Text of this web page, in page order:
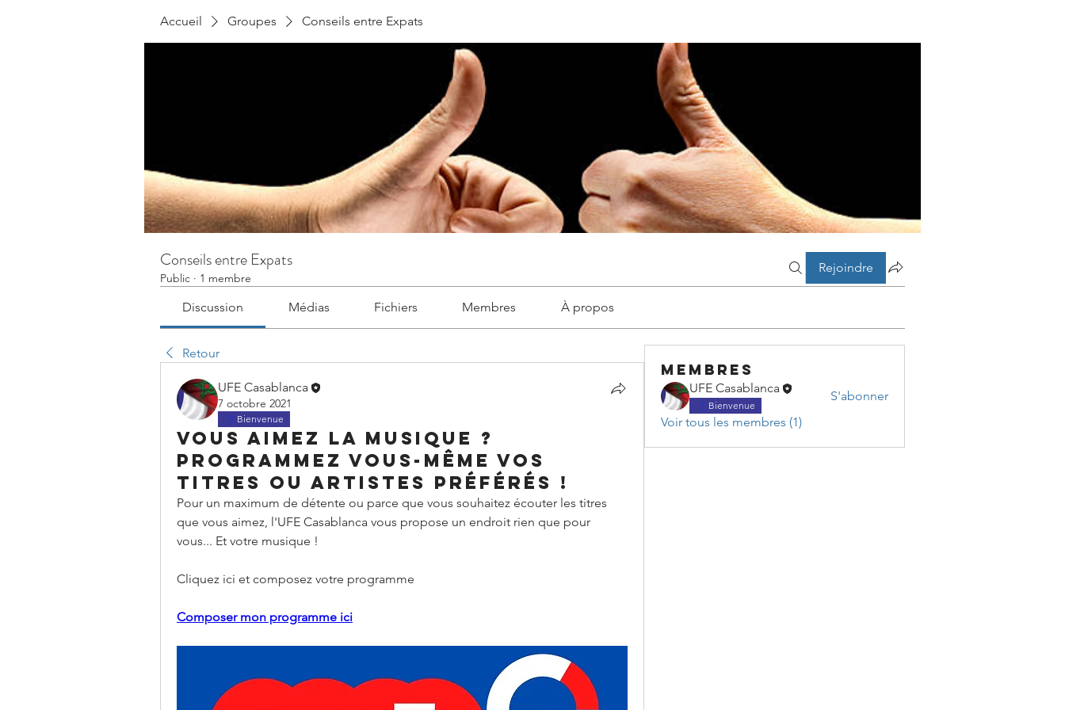
Accueil Groupes Conseils entre Expats
Conseils entre Expats
Public · 1 membre
Rejoindre
Discussion Médias Fichiers Membres À propos
Retour
UFE Casablanca
7 octobre 2021
Bienvenue
Vous aimez la musique ?
Programmez vous-même vos
titres ou artistes préférés !
Pour un maximum de détente ou parce que vous souhaitez écouter les titres
que vous aimez, l'UFE Casablanca vous propose un endroit rien que pour
vous... Et votre musique !
Cliquez ici et composez votre programme
Composer mon programme ici
membres
UFE Casablanca
Bienvenue
S'abonner
Voir tous les membres (1)